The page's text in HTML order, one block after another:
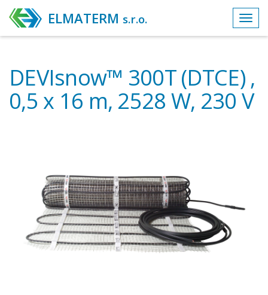
ELMATERM s.r.o.
DEVIsnow™ 300T (DTCE) ,
0,5 x 16 m, 2528 W, 230 V